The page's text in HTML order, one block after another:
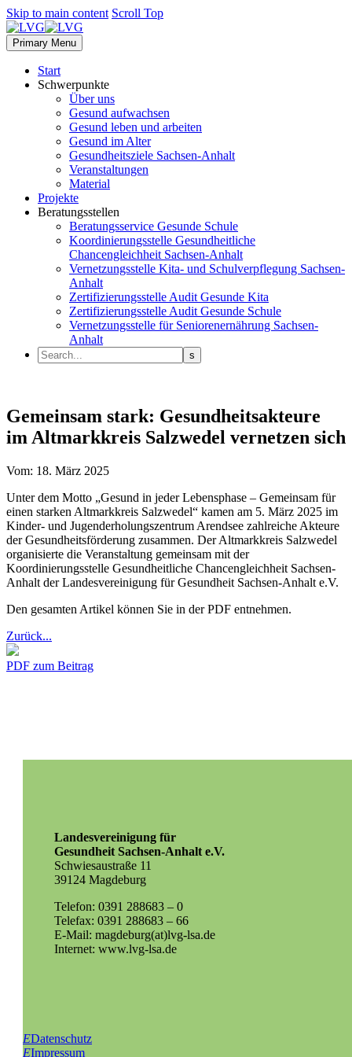
Skip to main content Scroll Top
Primary Menu
Start
Schwerpunkte
Über uns
Gesund aufwachsen
Gesund leben und arbeiten
Gesund im Alter
Gesundheitsziele Sachsen-Anhalt
Veranstaltungen
Material
Projekte
Beratungsstellen
Beratungsservice Gesunde Schule
Koordinierungsstelle Gesundheitliche
Chancengleichheit Sachsen-Anhalt
Vernetzungsstelle Kita- und Schulverpflegung Sachsen-
Anhalt
Zertifizierungsstelle Audit Gesunde Kita
Zertifizierungsstelle Audit Gesunde Schule
Vernetzungsstelle für Seniorenernährung Sachsen-
Anhalt
Gemeinsam stark: Gesundheitsakteure
im Altmarkkreis Salzwedel vernetzen sich
Vom: 18. März 2025
Unter dem Motto „Gesund in jeder Lebensphase – Gemeinsam für
einen starken Altmarkkreis Salzwedel“ kamen am 5. März 2025 im
Kinder- und Jugenderholungszentrum Arendsee zahlreiche Akteure
der Gesundheitsförderung zusammen. Der Altmarkkreis Salzwedel
organisierte die Veranstaltung gemeinsam mit der
Koordinierungsstelle Gesundheitliche Chancengleichheit Sachsen-
Anhalt der Landesvereinigung für Gesundheit Sachsen-Anhalt e.V.
Den gesamten Artikel können Sie in der PDF entnehmen.
Zurück...
PDF zum Beitrag
Landesvereinigung für
Gesundheit Sachsen-Anhalt e.V.
Schwiesaustraße 11
39124 Magdeburg
Telefon: 0391 288683 – 0
Telefax: 0391 288683 – 66
E-Mail: magdeburg(at)lvg-lsa.de
Internet: www.lvg-lsa.de
EDatenschutz
EImpressum